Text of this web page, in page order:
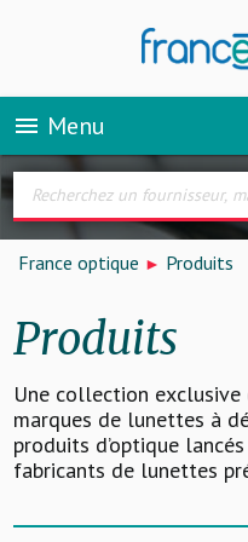
menu Menu
France optique Produits
Produits
Une collection exclusive
marques de lunettes à
produits d’optique
fabricants de lunettes